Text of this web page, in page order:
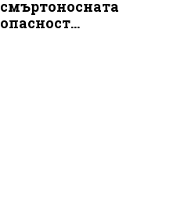
смъртоносната
опасност...